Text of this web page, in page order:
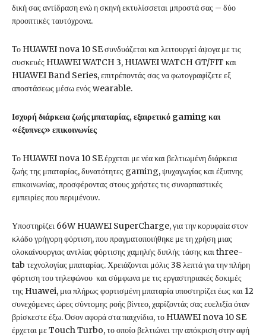
δική σας αντίδραση ενώ η σκηνή εκτυλίσσεται μπροστά σας – δύο
προοπτικές ταυτόχρονα.
Το HUAWEI nova 10 SE συνδυάζεται και λειτουργεί άψογα με τις
συσκευές HUAWEI WATCH 3, HUAWEI WATCH GT/FIT και
HUAWEI Band Series, επιτρέποντάς σας να φωτογραφίζετε εξ
αποστάσεως μέσω ενός wearable.
Ισχυρή διάρκεια ζωής μπαταρίας, εξαιρετικό gaming και
«έξυπνες» επικοινωνίες
Το HUAWEI nova 10 SE έρχεται με νέα και βελτιωμένη διάρκεια
ζωής της μπαταρίας, δυνατότητες gaming, ψυχαγωγίας και έξυπνης
επικοινωνίας, προσφέροντας στους χρήστες τις συναρπαστικές
εμπειρίες που περιμένουν.
Υποστηρίζει 66W HUAWEI SuperCharge, για την κορυφαία στον
κλάδο γρήγορη φόρτιση, που πραγματοποιήθηκε με τη χρήση μιας
ολοκαίνουργιας αντλίας φόρτισης χαμηλής διπλής τάσης και three-
tab τεχνολογίας μπαταρίας. Χρειάζονται μόλις 38 λεπτά για την πλήρη
φόρτιση του τηλεφώνου και σύμφωνα με τις εργαστηριακές δοκιμές
της Huawei, μια πλήρως φορτισμένη μπαταρία υποστηρίζει έως και 12
συνεχόμενες ώρες σύντομης ροής βίντεο, χαρίζοντάς σας ευελιξία όταν
βρίσκεστε έξω. Όσον αφορά στα παιχνίδια, το HUAWEI nova 10 SE
έρχεται με Touch Turbo, το οποίο βελτιώνει την απόκριση στην αφή